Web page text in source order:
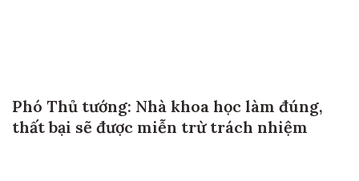
Phó Thủ tướng: Nhà khoa học làm đúng,
thất bại sẽ được miễn trừ trách nhiệm